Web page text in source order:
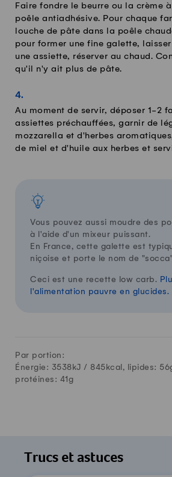
Faire fondre le beurre ou la crème
poêle antiadhésive. Pour chaque
louche de pâte dans la poêle
pour former une fine galette,
une assiette, réserver au chaud.
qu'il n'y ait plus de pâte.
Au moment de servir, déposer 1-2
assiettes préchauffées, garnir de
mozzarella et d'herbes
de miel et d'huile aux herbes et
Vous pouvez aussi moudre des
à l'aide d'un mixeur puissant.
En France, cette galette est
niçoise et porte le nom de
Ceci est une recette low carb.
l'alimentation pauvre en glucides.
Par portion:
Énergie: 3538kJ / 845 kcal, lipides: 56
protéines: 41 g
Trucs et astuces